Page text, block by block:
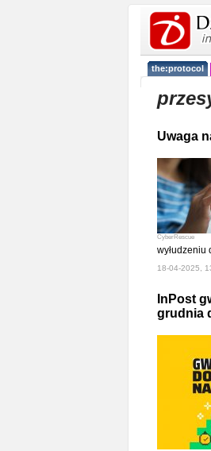
the:protocol
Uwaga
CyberRescue
wyłudzeniu
18-04-2025,
InPost
grudnia